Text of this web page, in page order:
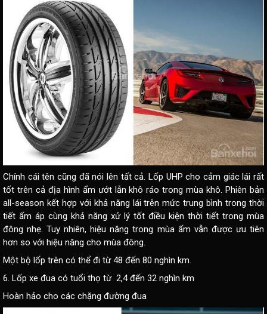
Chính cái tên cũng đã nói lên tất cả. Lốp UHP cho cảm giác lái rất
tốt trên cả địa hình ẩm ướt lẫn khô ráo trong mùa khô. Phiên bản
all-season kết hợp với khả năng lái trên mức trung bình trong thời
tiết ấm áp cùng khả năng xử lý tốt điều kiện thời tiết trong mùa
đông nhẹ. Tuy nhiên, hiệu năng trong mùa ấm vẫn được ưu tiên
hơn so với hiệu năng cho mùa đông.
Một bộ lốp trên có thể đi từ 48 đến 80 nghìn km.
6. Lốp xe đua có tuổi thọ từ 2,4 đến 32 nghìn km
Hoàn hảo cho các chặng đường đua